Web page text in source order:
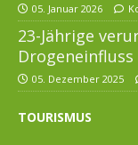
05. Januar 2026
23-Jährige
Drogeneinfluss
05. Dezember 2025
TOURISMUS